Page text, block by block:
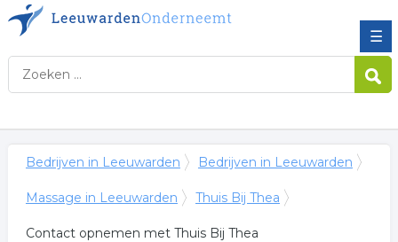
☰
Bedrijven in Leeuwarden Bedrijven in Leeuwarden
Massage in Leeuwarden Thuis Bij Thea
Contact opnemen met Thuis Bij Thea